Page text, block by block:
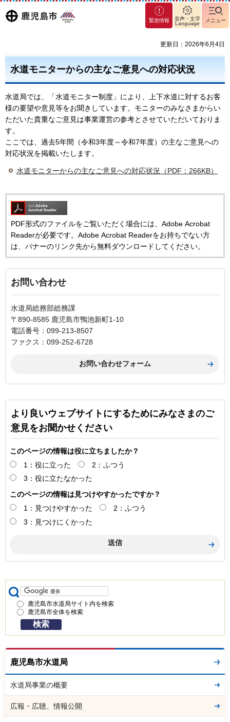
鹿児島
マグ
マシ
島市
緊急情報
音声・文字
Language
メニュー
更新日：2026年6月4日
水道モニターからの主なご意見への対応状況
水道局では、「水道モニター制度」により、上下水道に対するお客
様の要望や意見等をお聞きしています。モニターのみなさまからい
ただいた貴重なご意見は事業運営の参考とさせていただいておりま
す。
ここでは、過去5年間（令和3年度～令和7年度）の主なご意見への
対応状況を掲載いたします。
水道モニターからの主なご意見への対応状況（PDF：266KB）
PDF形式のファイルをご覧いただく場合には、Adobe Acrobat
Readerが必要です。Adobe Acrobat Readerをお持ちでない方
は、バナーのリンク先から無料ダウンロードしてください。
お問い合わせ
水道局総務部総務課
〒890-8585 鹿児島市鴨池新町1-10
電話番号：099-213-8507
ファクス：099-252-6728
より良いウェブサイトにするためにみなさまのご
意見をお聞かせください
このページの情報は役に立ちましたか？
1：役に立った
2：ふつう
3：役に立たなかった
このページの情報は見つけやすかったですか？
1：見つけやすかった
2：ふつう
3：見つけにくかった
鹿児島市水道局サイト内を検索
鹿児島市全体を検索
鹿児島市水道局
水道局事業の概要
広報・広聴、情報公開